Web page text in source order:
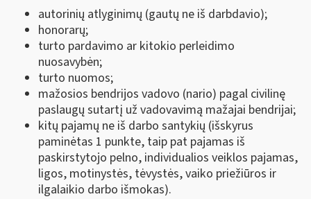
autorinių atlyginimų (gautų ne iš darbdavio);
honorarų;
turto pardavimo ar kitokio perleidimo
nuosavybėn;
turto nuomos;
mažosios bendrijos vadovo (nario) pagal civilinę
paslaugų sutartį už vadovavimą mažajai bendrijai;
kitų pajamų ne iš darbo santykių (išskyrus
paminėtas 1 punkte, taip pat pajamas iš
paskirstytojo pelno, individualios veiklos pajamas,
ligos, motinystės, tėvystės, vaiko priežiūros ir
ilgalaikio darbo išmokas).